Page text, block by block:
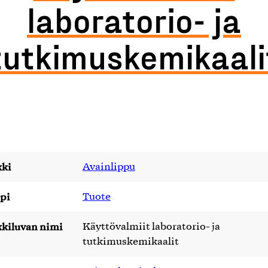
laboratorio- ja
Avainlippu
Tuote
nimi
Käyttövalmiit laboratorio- ja
tutkimuskemikaalit